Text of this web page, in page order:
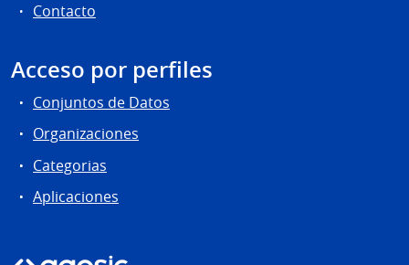
Contacto
Acceso por perfiles
Conjuntos de Datos
Organizaciones
Categorias
Aplicaciones